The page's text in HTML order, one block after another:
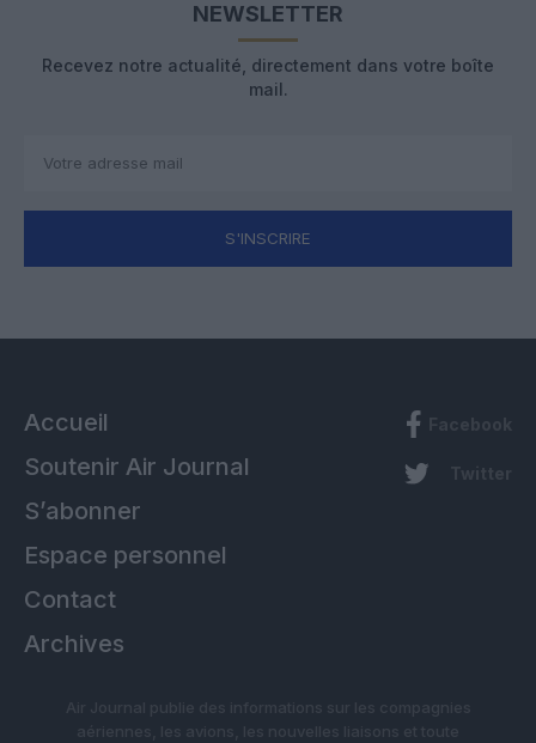
NEWSLETTER
Recevez notre actualité, directement dans votre boîte
mail.
S'INSCRIRE
Accueil
Soutenir Air Journal
S’abonner
Espace personnel
Contact
Archives